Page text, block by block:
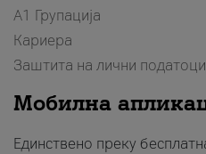
А1 Групација
Кариера
Заштита на лични податоци
Мобилна
Единствено преку